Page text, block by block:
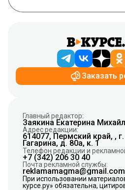
Заказать
Главный редактор:
Заякина Екатерина
Адрес редакции:
614077, Пермский край, ,
Гагарина, д. 80а, к. 1
Телефон редакции и
+7 (342) 206 30 40
Почта рекламной службы:
reklamamagma@gmail.com
При использовании
курсе.ру» обязательна,